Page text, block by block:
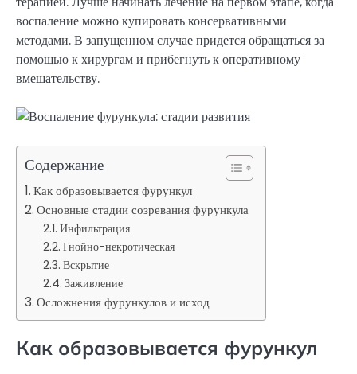
воспаление можно купировать консервативными
методами. В запущенном случае придется обращаться за
помощью к хирургам и прибегнуть к оперативному
вмешательству.
Содержание
Как образовывается фурункул
Основные стадии созревания фурункула
Инфильтрация
Гнойно-некротическая
Вскрытие
Заживление
Осложнения фурункулов и исход
Как образовывается фурункул